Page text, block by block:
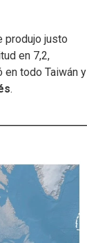
produjo justo
en 7,2,
en todo Taiwán y
.